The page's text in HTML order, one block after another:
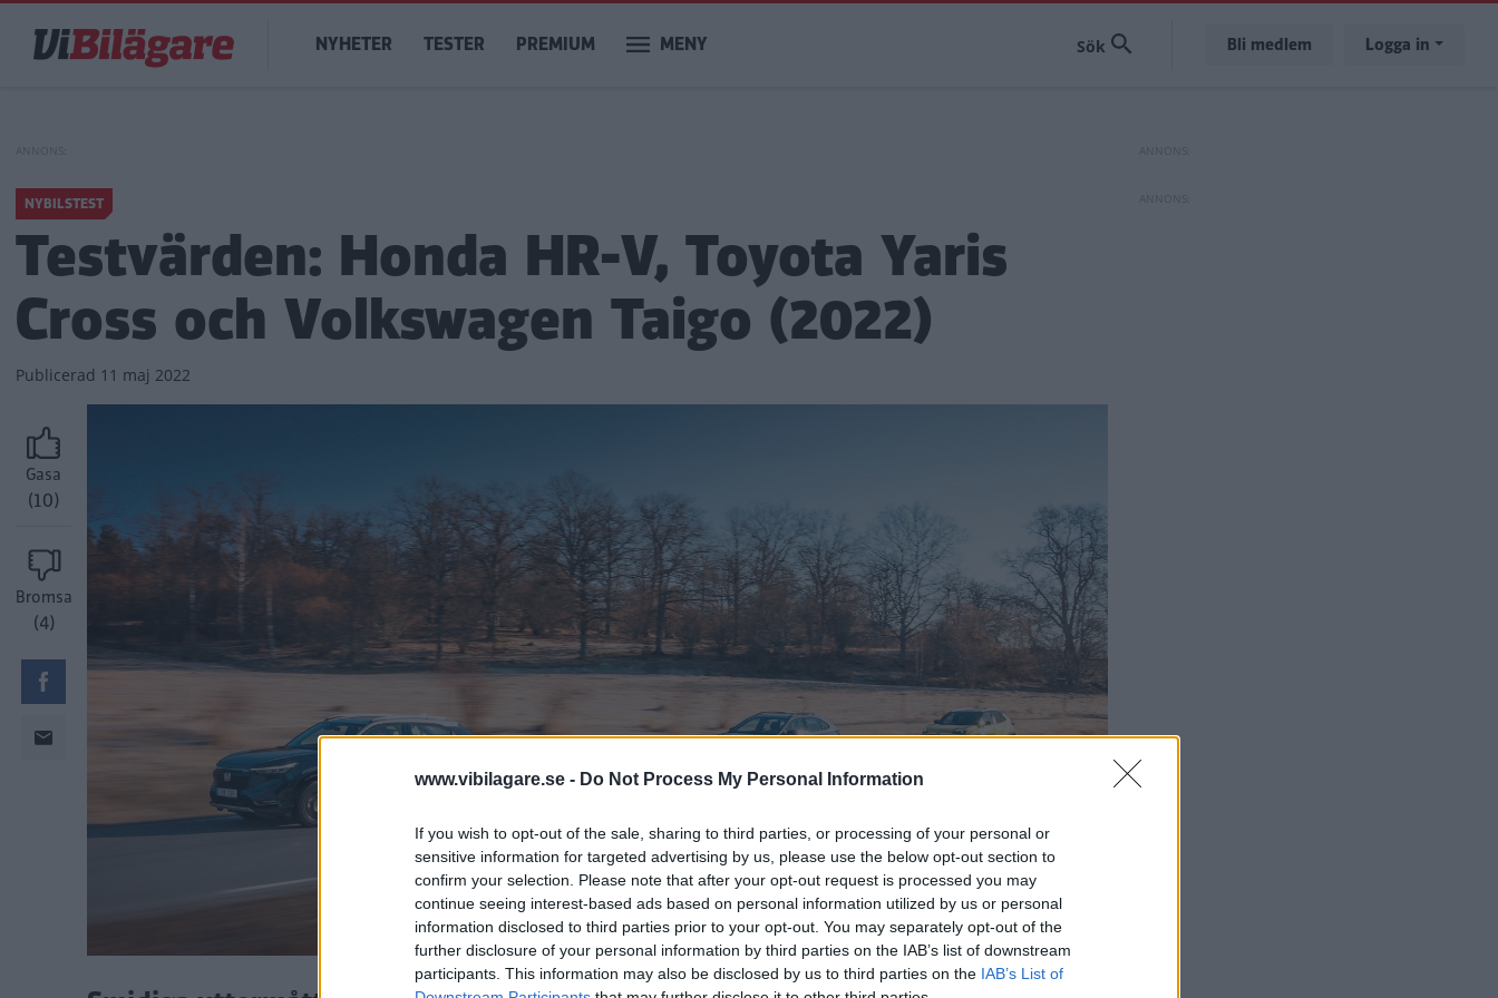
www.vibilagare.se - Do Not Process My Personal Information
If you wish to opt-out of the sale, sharing to third parties, or processing of your personal or
sensitive information for targeted advertising by us, please use the below opt-out section to
confirm your selection. Please note that after your opt-out request is processed you may
continue seeing interest-based ads based on personal information utilized by us or personal
information disclosed to third parties prior to your opt-out. You may separately opt-out of the
further disclosure of your personal information by third parties on the IAB’s list of downstream
participants. This information may also be disclosed by us to third parties on the IAB’s List of
huvudinnehåll
Main
navigation
NYHETER TESTER PREMIUM MENY Bli medlem Logga in
NYBILSTEST
Testvärden: Honda HR-V, Toyota Yaris
Cross och Volkswagen Taigo (2022)
Publicerad 11 maj 2022
Gasa
(10)
Bromsa
(4)